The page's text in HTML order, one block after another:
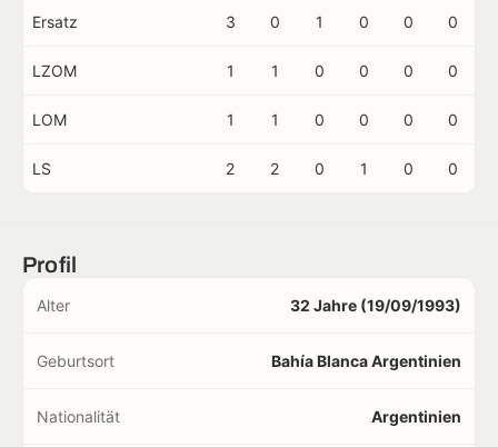
Ersatz 3 0 1 0 0 0
LZOM 1 1 0 0 0 0
LOM 1 1 0 0 0 0
LS 2 2 0 1 0 0
Profil
Alter 32 Jahre (19/09/1993)
Geburtsort Bahía Blanca Argentinien
Nationalität Argentinien